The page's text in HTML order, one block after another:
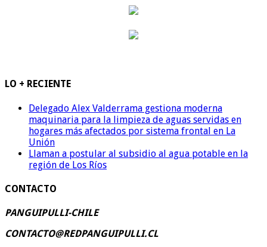
LO + RECIENTE
Delegado Alex Valderrama gestiona moderna
maquinaria para la limpieza de aguas servidas en
hogares más afectados por sistema frontal en La
Unión
Llaman a postular al subsidio al agua potable en la
región de Los Ríos
CONTACTO
PANGUIPULLI-CHILE
CONTACTO@REDPANGUIPULLI.CL